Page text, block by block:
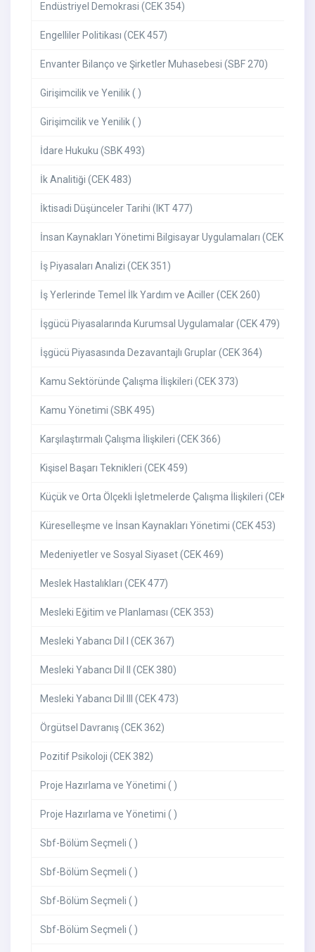
Endüstriyel Demokrasi (CEK 354)
Engelliler Politikası (CEK 457)
Envanter Bilanço ve Şirketler Muhasebesi (SBF 270)
Girişimcilik ve Yenilik ( )
Girişimcilik ve Yenilik ( )
İdare Hukuku (SBK 493)
İk Analitiği (CEK 483)
İktisadi Düşünceler Tarihi (IKT 477)
İnsan Kaynakları Yönetimi Bilgisayar Uygulamaları (CEK 374)
İş Piyasaları Analizi (CEK 351)
İş Yerlerinde Temel İlk Yardım ve Aciller (CEK 260)
İşgücü Piyasalarında Kurumsal Uygulamalar (CEK 479)
İşgücü Piyasasında Dezavantajlı Gruplar (CEK 364)
Kamu Sektöründe Çalışma İlişkileri (CEK 373)
Kamu Yönetimi (SBK 495)
Karşılaştırmalı Çalışma İlişkileri (CEK 366)
Kişisel Başarı Teknikleri (CEK 459)
Küçük ve Orta Ölçekli İşletmelerde Çalışma İlişkileri (CEK 254)
Küreselleşme ve İnsan Kaynakları Yönetimi (CEK 453)
Medeniyetler ve Sosyal Siyaset (CEK 469)
Meslek Hastalıkları (CEK 477)
Mesleki Eğitim ve Planlaması (CEK 353)
Mesleki Yabancı Dil I (CEK 367)
Mesleki Yabancı Dil II (CEK 380)
Mesleki Yabancı Dil III (CEK 473)
Örgütsel Davranış (CEK 362)
Pozitif Psikoloji (CEK 382)
Proje Hazırlama ve Yönetimi ( )
Proje Hazırlama ve Yönetimi ( )
Sbf-Bölüm Seçmeli ( )
Sbf-Bölüm Seçmeli ( )
Sbf-Bölüm Seçmeli ( )
Sbf-Bölüm Seçmeli ( )